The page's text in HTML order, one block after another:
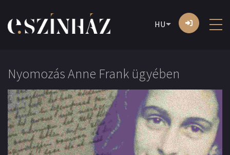
HU
Nyomozás Anne Frank ügyében